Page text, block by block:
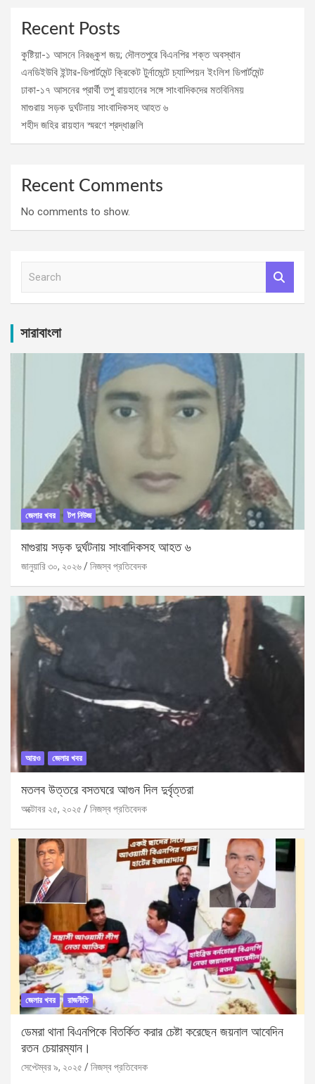
Recent Posts
কুষ্টিয়া-১ আসনে নিরঙ্কুশ জয়; দৌলতপুরে বিএনপির শক্ত অবস্থান
এনডিইউবি ইন্টার-ডিপার্টমেন্ট ক্রিকেট টুর্নামেন্টে চ্যাম্পিয়ন ইংলিশ ডিপার্টমেন্ট
ঢাকা-১৭ আসনের প্রার্থী তপু রায়হানের সঙ্গে সাংবাদিকদের মতবিনিময়
মাগুরায় সড়ক দুর্ঘটনায় সাংবাদিকসহ আহত ৬
শহীদ জহির রায়হান স্মরণে শ্রদ্ধাঞ্জলি
Recent Comments
No comments to show.
c
সারাবাংলা
জেলার খবর টপ নিউজ
মাগুরায় সড়ক দুর্ঘটনায় সাংবাদিকসহ আহত ৬
জানুয়ারি ৩০, ২০২৬ নিজস্ব প্রতিবেদক
আরও জেলার খবর
মতলব উত্তরে বসতঘরে আগুন দিল দুর্বৃত্তরা
অক্টোবর ২৫, ২০২৫ নিজস্ব প্রতিবেদক
জেলার খবর রাজনীতি
ডেমরা থানা বিএনপিকে বিতর্কিত করার চেষ্টা করেছেন জয়নাল আবেদিন
রতন চেয়ারম্যান।
সেপ্টেম্বর ৯, ২০২৫ নিজস্ব প্রতিবেদক